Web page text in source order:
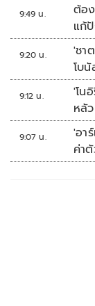
9:49 น.
ต้อ
แก้
9:20 น.
'ชา
โบ
9:12 น.
'โน
หลั
9:07 น.
'อา
ค่า